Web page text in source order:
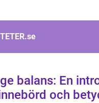
se
balans: En
och